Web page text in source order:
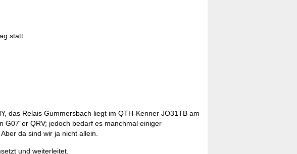
statt.
das Relais Gummersbach liegt im QTH-Kenner JO31TB am
QRV; jedoch bedarf es manchmal einiger
da sind wir ja nicht allein.
und weiterleitet.